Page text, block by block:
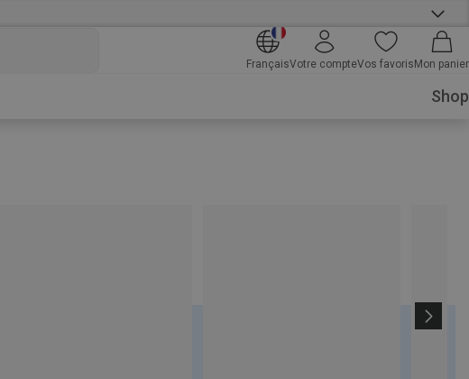
FrançaisVotre compteVos favoris Mon panier
Shop